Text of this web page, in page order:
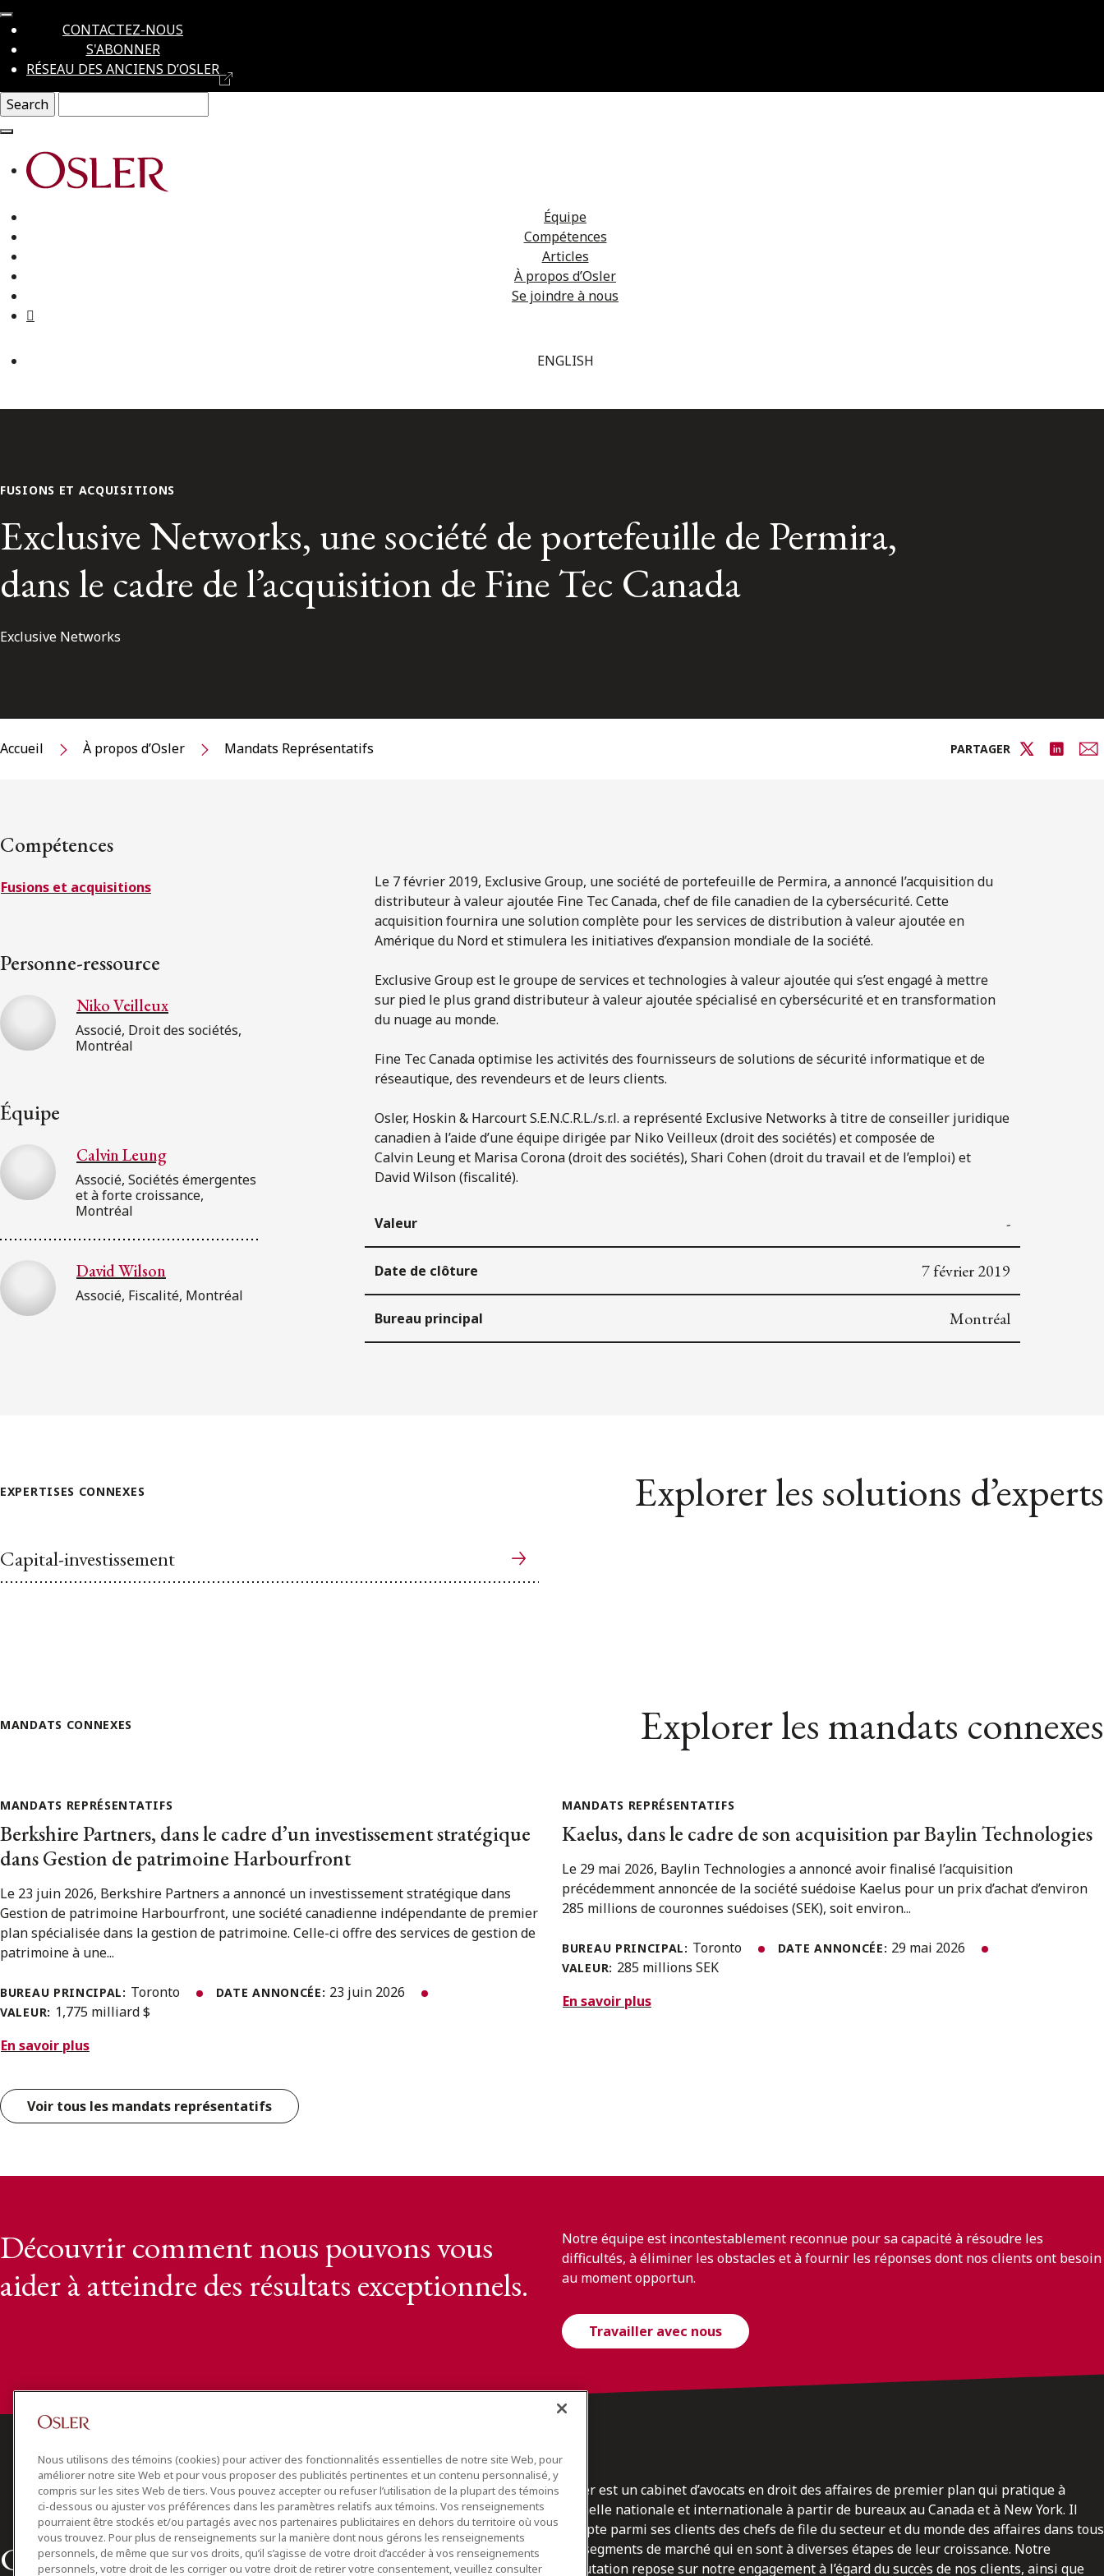
CONTACTEZ-NOUS
S'ABONNER
RÉSEAU DES ANCIENS D’OSLER
Main Navigation
Équipe
Compétences
Articles
À propos d’Osler
Se joindre à nous
ENGLISH
FUSIONS ET ACQUISITIONS
Exclusive Networks, une société de portefeuille de Permira,
dans le cadre de l’acquisition de Fine Tec Canada
Exclusive Networks
Accueil À propos d’Osler Mandats Représentatifs PARTAGER
Compétences
Fusions et acquisitions
Personne-ressource
Niko Veilleux
Associé, Droit des sociétés,
Montréal
Équipe
Calvin Leung
Associé, Sociétés émergentes
et à forte croissance,
Montréal
David Wilson
Associé, Fiscalité, Montréal
Le 7 février 2019, Exclusive Group, une société de portefeuille de Permira, a annoncé l’acquisition du
distributeur à valeur ajoutée Fine Tec Canada, chef de file canadien de la cybersécurité. Cette
acquisition fournira une solution complète pour les services de distribution à valeur ajoutée en
Amérique du Nord et stimulera les initiatives d’expansion mondiale de la société.
Exclusive Group est le groupe de services et technologies à valeur ajoutée qui s’est engagé à mettre
sur pied le plus grand distributeur à valeur ajoutée spécialisé en cybersécurité et en transformation
du nuage au monde.
Fine Tec Canada optimise les activités des fournisseurs de solutions de sécurité informatique et de
réseautique, des revendeurs et de leurs clients.
Osler, Hoskin & Harcourt S.E.N.C.R.L./s.r.l. a représenté Exclusive Networks à titre de conseiller juridique
canadien à l’aide d’une équipe dirigée par Niko Veilleux (droit des sociétés) et composée de
Calvin Leung et Marisa Corona (droit des sociétés), Shari Cohen (droit du travail et de l’emploi) et
David Wilson (fiscalité).
Valeur -
Date de clôture 7 février 2019
Bureau principal Montréal
EXPERTISES CONNEXES Explorer les solutions d’experts
Capital-investissement
MANDATS CONNEXES Explorer les mandats connexes
MANDATS REPRÉSENTATIFS
Berkshire Partners, dans le cadre d’un investissement stratégique
dans Gestion de patrimoine Harbourfront
Le 23 juin 2026, Berkshire Partners a annoncé un investissement stratégique dans
Gestion de patrimoine Harbourfront, une société canadienne indépendante de premier
plan spécialisée dans la gestion de patrimoine. Celle-ci offre des services de gestion de
patrimoine à une...
BUREAU PRINCIPAL: Toronto DATE ANNONCÉE: 23 juin 2026
VALEUR: 1,775 milliard $
En savoir plus
MANDATS REPRÉSENTATIFS
Kaelus, dans le cadre de son acquisition par Baylin Technologies
Le 29 mai 2026, Baylin Technologies a annoncé avoir finalisé l’acquisition
précédemment annoncée de la société suédoise Kaelus pour un prix d’achat d’environ
285 millions de couronnes suédoises (SEK), soit environ...
BUREAU PRINCIPAL: Toronto DATE ANNONCÉE: 29 mai 2026
VALEUR: 285 millions SEK
En savoir plus
Voir tous les mandats représentatifs
Découvrir comment nous pouvons vous
aider à atteindre des résultats exceptionnels.
Notre équipe est incontestablement reconnue pour sa capacité à résoudre les
difficultés, à éliminer les obstacles et à fournir les réponses dont nos clients ont besoin
au moment opportun.
Travailler avec nous
Chef de file dans le domaine du
Osler est un cabinet d’avocats en droit des affaires de premier plan qui pratique à
l’échelle nationale et internationale à partir de bureaux au Canada et à New York. Il
compte parmi ses clients des chefs de file du secteur et du monde des affaires dans tous
les segments de marché qui en sont à diverses étapes de leur croissance. Notre
réputation repose sur notre engagement à l’égard du succès de nos clients, ainsi que
Nous utilisons des témoins (cookies) pour activer des fonctionnalités essentielles de notre site Web, pour
améliorer notre site Web et pour vous proposer des publicités pertinentes et un contenu personnalisé, y
compris sur les sites Web de tiers. Vous pouvez accepter ou refuser l’utilisation de la plupart des témoins
ci-dessous ou ajuster vos préférences dans les paramètres relatifs aux témoins. Vos renseignements
pourraient être stockés et/ou partagés avec nos partenaires publicitaires en dehors du territoire où vous
vous trouvez. Pour plus de renseignements sur la manière dont nous gérons les renseignements
personnels, de même que sur vos droits, qu’il s’agisse de votre droit d’accéder à vos renseignements
personnels, votre droit de les corriger ou votre droit de retirer votre consentement, veuillez consulter